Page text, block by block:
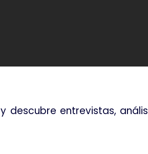
y descubre entrevistas,